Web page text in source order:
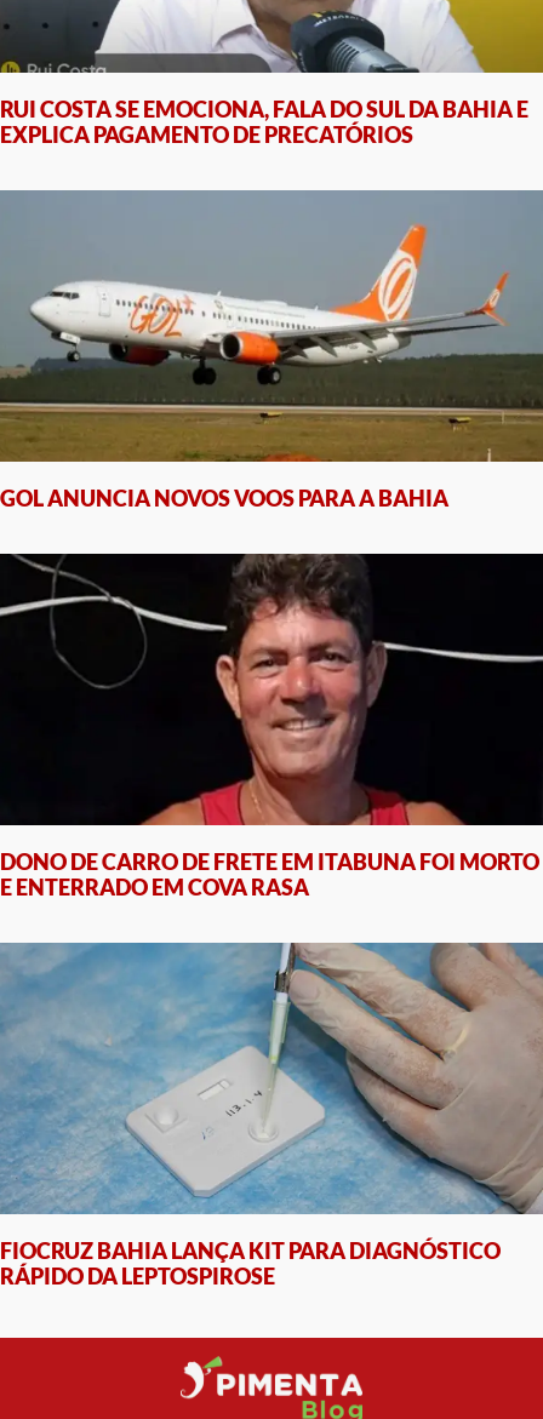
RUI COSTA SE EMOCIONA, FALA DO SUL DA BAHIA E
EXPLICA PAGAMENTO DE PRECATÓRIOS
GOL ANUNCIA NOVOS VOOS PARA A BAHIA
DONO DE CARRO DE FRETE EM ITABUNA FOI MORTO
E ENTERRADO EM COVA RASA
FIOCRUZ BAHIA LANÇA KIT PARA DIAGNÓSTICO
RÁPIDO DA LEPTOSPIROSE